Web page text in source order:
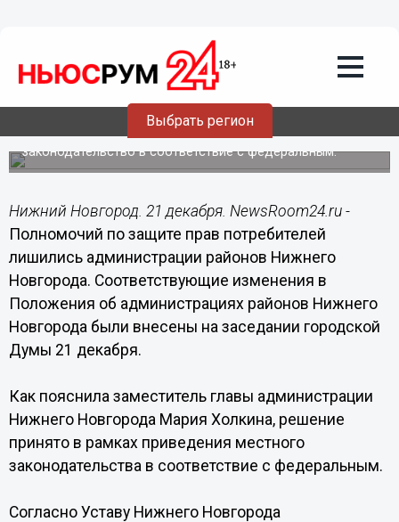
Выбрать регион
Полномочий по защите прав
потребителей лишились районные
администрации Нижнего Новгорода
Администрация города приводит местное
законодательство в соответствие с федеральным.
Нижний Новгород. 21 декабря. NewsRoom24.ru -
Полномочий по защите прав потребителей
лишились администрации районов Нижнего
Новгорода. Соответствующие изменения в
Положения об администрациях районов Нижнего
Новгорода были внесены на заседании городской
Думы 21 декабря.
Как пояснила заместитель главы администрации
Нижнего Новгорода Мария Холкина, решение
принято в рамках приведения местного
законодательства в соответствие с федеральным.
Согласно Уставу Нижнего Новгорода